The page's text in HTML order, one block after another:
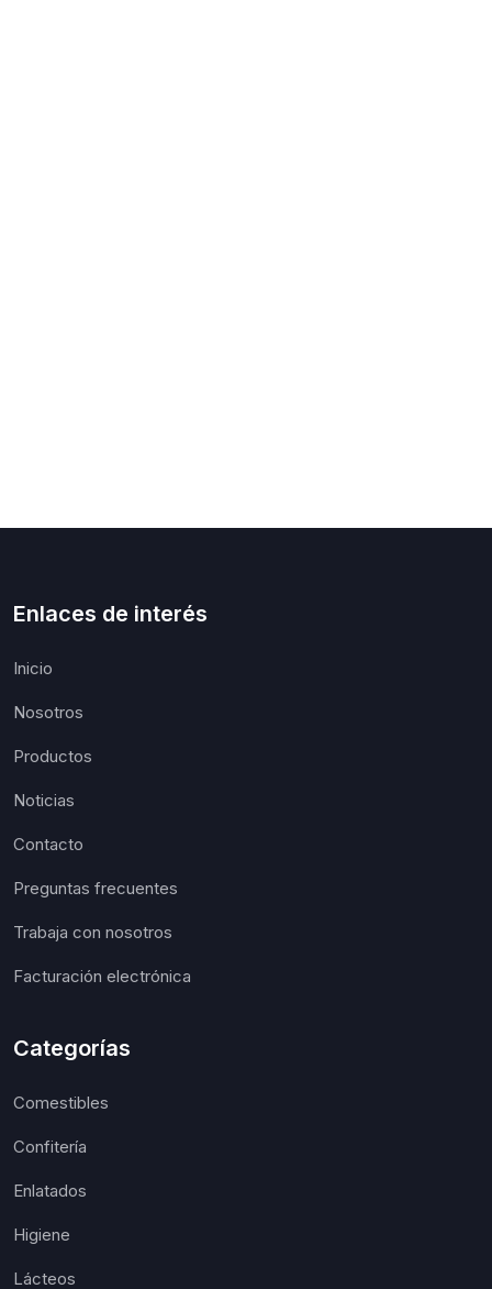
Enlaces de interés
Inicio
Nosotros
Productos
Noticias
Contacto
Preguntas frecuentes
Trabaja con nosotros
Facturación electrónica
Categorías
Comestibles
Confitería
Enlatados
Higiene
Lácteos